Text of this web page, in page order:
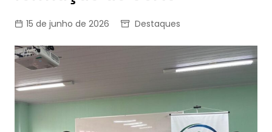
15 de junho de 2026 Destaques